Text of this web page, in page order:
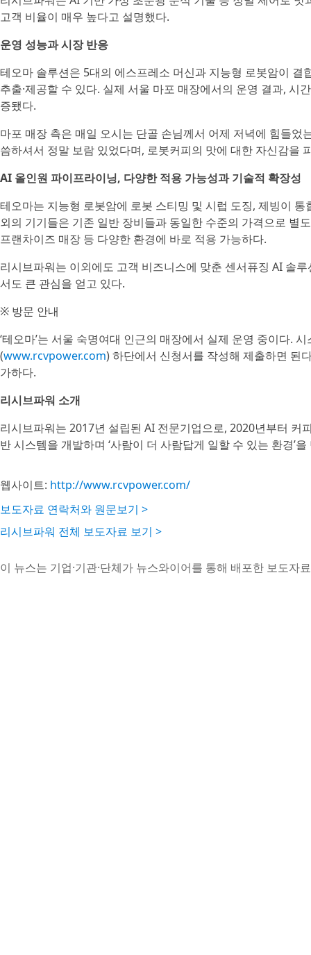
고객 비율이 매우 높다고 설명했다.
운영 성능과 시장 반응
테오마 솔루션은 5대의 에스프레소 머신과 지능형 로봇암이
추출·제공할 수 있다. 실제 서울 마포 매장에서의 운영 결과, 시
증됐다.
마포 매장 측은 매일 오시는 단골 손님께서 어제 저녁에 힘들
씀하셔서 정말 보람 있었다며, 로봇커피의 맛에 대한 자신감을
AI 올인원 파이프라이닝, 다양한 적용 가능성과 기술적 확장성
테오마는 지능형 로봇암에 로봇 스티밍 및 시럽 도징, 제빙이
외의 기기들은 기존 일반 장비들과 동일한 수준의 가격으로 별
프랜차이즈 매장 등 다양한 환경에 바로 적용 가능하다.
리시브파워는 이외에도 고객 비즈니스에 맞춘 센서퓨징 AI 솔
서도 큰 관심을 얻고 있다.
※ 방문 안내
‘테오마’는 서울 숙명여대 인근의 매장에서 실제 운영 중이다.
(www.rcvpower.com) 하단에서 신청서를 작성해 제출하면 된
가하다.
리시브파워 소개
리시브파워는 2017년 설립된 AI 전문기업으로, 2020년부터 커
반 시스템을 개발하며 ‘사람이 더 사람답게 일할 수 있는 환경’
웹사이트: http://www.rcvpower.com/
보도자료 연락처와 원문보기 >
리시브파워 전체 보도자료 보기 >
이 뉴스는 기업·기관·단체가 뉴스와이어를 통해 배포한 보도자